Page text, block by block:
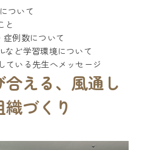
ついて
と
例数について
など学習環境について
ている先生へメッセージ
える、風通し
づくり